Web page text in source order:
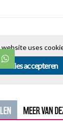
uses
Cookies accepteren
MEER VAN